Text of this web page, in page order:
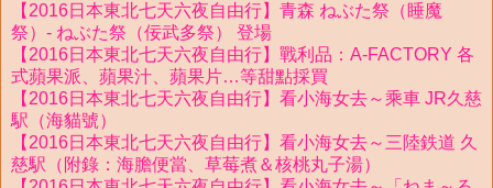
【2016日本東北七天六夜自由行】青森 ねぶた祭（睡魔
祭）- ねぶた祭（佞武多祭） 登場
【2016日本東北七天六夜自由行】戰利品：A-FACTORY 各
式蘋果派、蘋果汁、蘋果片…等甜點採買
【2016日本東北七天六夜自由行】看小海女去～乘車 JR久慈
駅（海貓號）
【2016日本東北七天六夜自由行】看小海女去～三陸鉄道 久
慈駅（附錄：海膽便當、草莓煮＆核桃丸子湯）